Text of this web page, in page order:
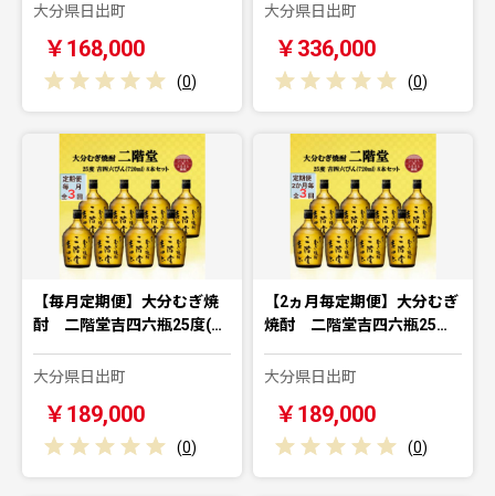
大分県日出町
￥168,000
(0)
大分県日出町
￥336,000
(0)
【毎月定期便】大分むぎ焼
酎 二階堂吉四六瓶25度(…
大分県日出町
￥189,000
(0)
【2ヵ月毎定期便】大分むぎ
焼酎 二階堂吉四六瓶25…
大分県日出町
￥189,000
(0)